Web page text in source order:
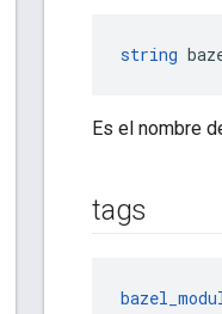
string
Es el nombre
tags